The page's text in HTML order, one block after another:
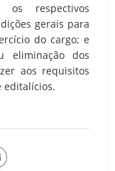
os respectivos
gerais para
do cargo; e
eliminação dos
aos requisitos
editalícios.